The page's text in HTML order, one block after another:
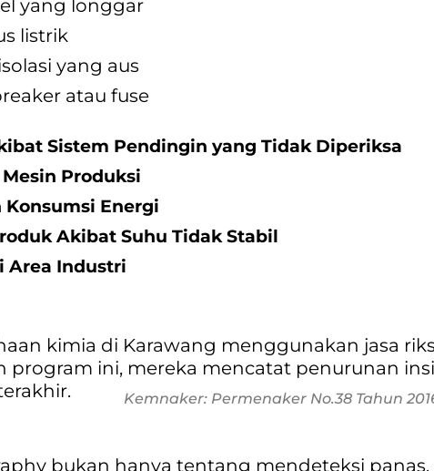
yang longgar
listrik
yang aus
atau fuse
Sistem Pendingin yang Tidak Diperiksa
Produksi
Energi
Akibat Suhu Tidak Stabil
Area Industri
kimia di Karawang menggunakan jasa
program ini, mereka mencatat penurunan
Kemnaker: Permenaker No.38 Tahun
bukan hanya tentang mendeteksi